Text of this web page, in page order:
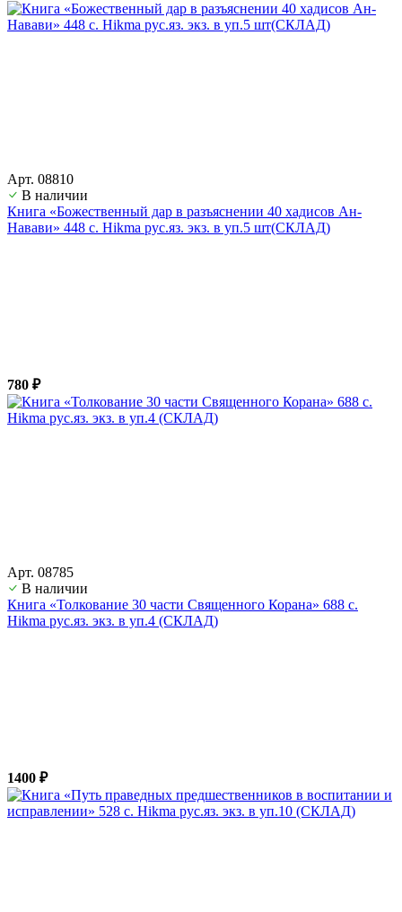
Арт. 08810
В наличии
Книга «Божественный дар в разъяснении 40 хадисов Ан-
Навави» 448 с. Hikma рус.яз. экз. в уп.5 шт(СКЛАД)
780 ₽
Арт. 08785
В наличии
Книга «Толкование 30 части Священного Корана» 688 с.
Hikma рус.яз. экз. в уп.4 (СКЛАД)
1400 ₽